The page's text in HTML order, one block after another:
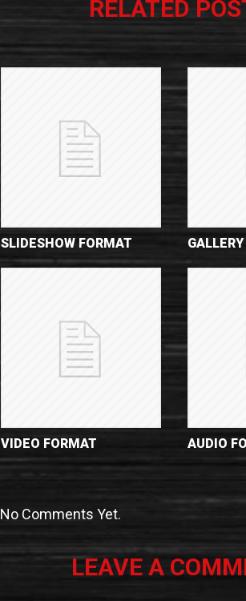
RELATED
SLIDESHOW FORMAT
VIDEO FORMAT AUDIO
No Comments Yet.
LEAVE A